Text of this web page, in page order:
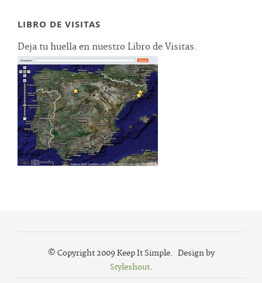
LIBRO DE VISITAS
Deja tu huella en nuestro Libro de Visitas.
© Copyright 2009 Keep It Simple. Design by
Styleshout.